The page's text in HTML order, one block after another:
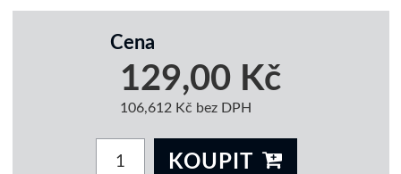
Cena
129,00 Kč
106,612 Kč bez DPH
KOUPIT